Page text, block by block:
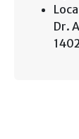
Dr.